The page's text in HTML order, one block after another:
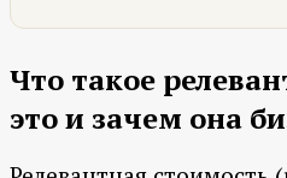
Что такое
это и зачем она